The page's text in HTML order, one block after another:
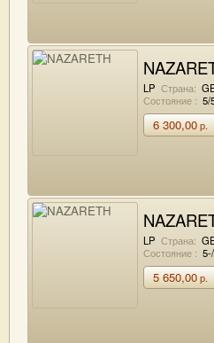
LP Страна:
Состояние : 5/
6 300,00р.
LP Страна:
Состояние :
5 650,00р.